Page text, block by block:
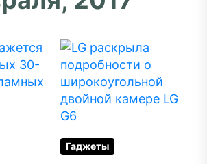
Гаджеты